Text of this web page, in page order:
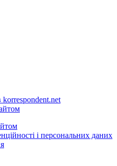
korrespondent.net
і персональних даних